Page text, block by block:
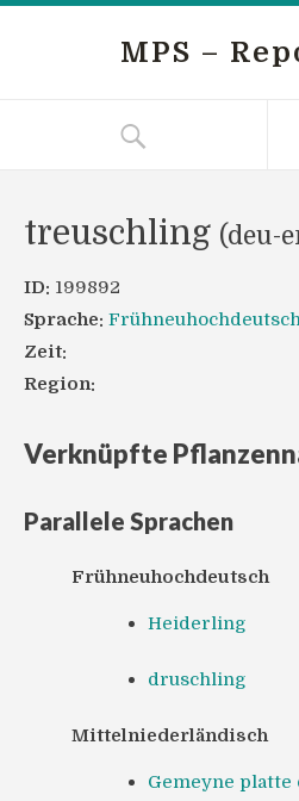
MPS –
treuschling (deu-
ID: 199892
Sprache:
Zeit:
Region:
Verknüpfte
Parallele Sprachen
Frühneuhochdeutsch
Heiderling
druschling
Mittelniederländisch
Gemeyne